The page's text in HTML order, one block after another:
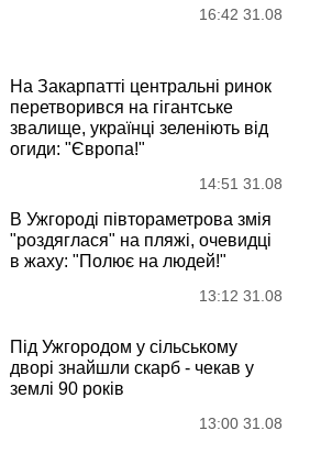
16:42 31.08
На Закарпатті центральні ринок
перетворився на гігантське
звалище, українці зеленіють від
огиди: "Європа!"
14:51 31.08
В Ужгороді півтораметрова змія
"роздяглася" на пляжі, очевидці
в жаху: "Полює на людей!"
13:12 31.08
Під Ужгородом у сільському
дворі знайшли скарб - чекав у
землі 90 років
13:00 31.08